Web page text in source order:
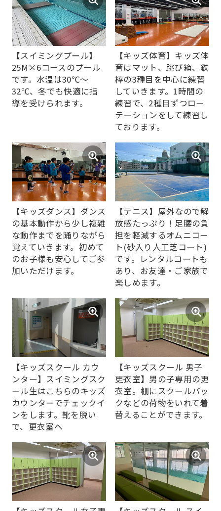
【スイミングプール】
25M×6コースのプール
です。水温は30℃～
32℃、冬でも快適に指
導を受けられます。
【キッズ体育】キッズ体
育はマット、跳び箱、鉄
棒の3種目を中心に練習
していきます。1時間の
練習で、2種目ずつロー
テーションをして練習し
ております。
【キッズダンス】ダンス
の基本動作から少し複雑
な動作までを踊りながら
覚えていきます。初めて
のお子様も安心してご参
加いただけます。
【テニス】屋外なので解
放感たっぷり！足腰の負
担を軽減するオムニコー
ト(砂入り人工芝コート)
です。レンタルコートも
あり、お友達・ご家族で
楽しめます。
【キッズスクール カウ
ンター】スイミングスク
ール生はこちらのキッズ
カウンターでチェックイ
ンをします。靴を脱い
で、更衣室へ
【キッズスクール 男子
更衣室】男の子専用の更
衣室。棚にスクールバッ
クなどの荷物をいれて着
替えることができます。